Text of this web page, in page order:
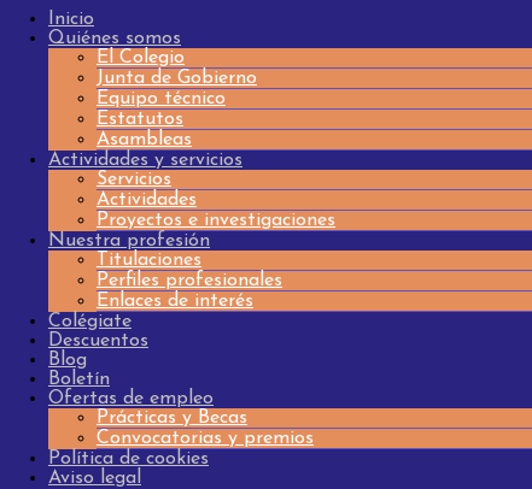
Inicio
Quiénes somos
El Colegio
Junta de Gobierno
Equipo técnico
Estatutos
Asambleas
Actividades y servicios
Servicios
Actividades
Proyectos e investigaciones
Nuestra profesión
Titulaciones
Perfiles profesionales
Enlaces de interés
Colégiate
Descuentos
Blog
Boletín
Ofertas de empleo
Prácticas y Becas
Convocatorias y premios
Política de cookies
Aviso legal